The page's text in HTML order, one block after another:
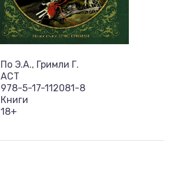
По Э.А., Гримли Г.
АСТ
978-5-17-112081-8
Книги
18+